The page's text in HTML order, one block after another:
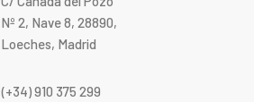
Nº 2, Nave 8, 28890,
Loeches, Madrid
(+34) 910 375 299